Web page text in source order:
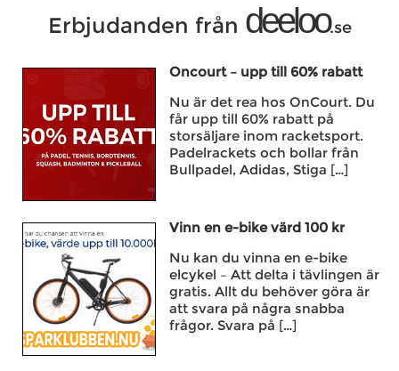
Erbjudanden från deeloo.se
Oncourt – upp till 60% rabatt
Nu är det rea hos OnCourt. Du
får upp till 60% rabatt på
storsäljare inom racketsport.
Padelrackets och bollar från
Bullpadel, Adidas, Stiga […]
Vinn en e-bike värd 100 kr
Nu kan du vinna en e-bike
elcykel – Att delta i tävlingen är
gratis. Allt du behöver göra är
att svara på några snabba
frågor. Svara på […]